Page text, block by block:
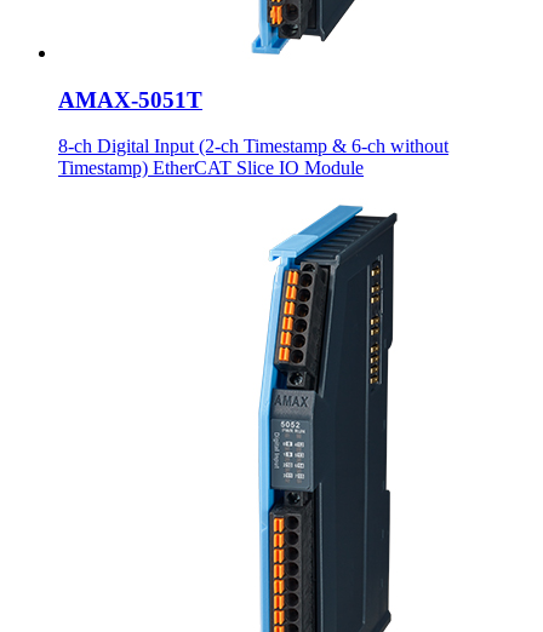
AMAX-5051T
8-ch Digital Input (2-ch Timestamp & 6-ch without
Timestamp) EtherCAT Slice IO Module